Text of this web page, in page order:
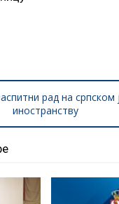
рад на српском
иностранству